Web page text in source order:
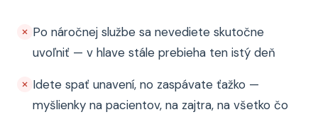
Po náročnej službe sa nevediete skutočne
uvoľniť — v hlave stále prebieha ten istý deň
Idete spať unavení, no zaspávate ťažko —
myšlienky na pacientov, na zajtra, na všetko čo